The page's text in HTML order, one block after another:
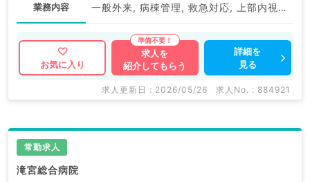
業務内容 一般外来, 病棟管理, 救急対応, 上部内視鏡検査（ＧＦ）, 下部内視鏡検査（ＣＦ）
お気に入り
求人を
紹介してもらう
詳細を
見る
求人更新日 : 2026/05/26 求人No. : 884921
常勤求人
滝宮総合病院